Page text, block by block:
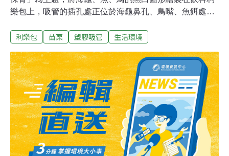
樂包上，吸管的插孔處正位於海龜鼻孔、鳥嘴、魚餌處，
的作品榮獲素有「設計界奧斯卡獎」的德國紅點設計獎肯
顏表示，團隊發想時，不僅結合環保議題及視覺設計，還
透過心理學的論述與手法，實際轉化在產品運用上，讓設
計理念及效果顯而易見，也是此次奪獎關鍵。設計團隊希
望藉由此構想，讓準備使用塑膠吸管者在當下意識到此舉
可能造成的環境浩劫，進而自動自發拒用一次性餐具。聯
大設計學院院長吳桂陽說，透過跨系所的整合，讓專業的
工程技術及設計美學相輔相成，未來也歡迎業界廠商一同
進行產學合作，讓更多人看見聯大的優秀設計創新力。
利樂包 苗栗 塑膠吸管 生活環境